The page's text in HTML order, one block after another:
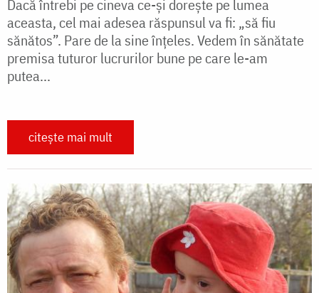
Dacă întrebi pe cineva ce-şi doreşte pe lumea
aceasta, cel mai adesea răspunsul va fi: „să fiu
sănătos”. Pare de la sine înţeles. Vedem în sănătate
premisa tuturor lucrurilor bune pe care le-am
putea...
citește mai mult